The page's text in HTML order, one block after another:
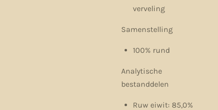
verveling
Samenstelling
100% rund
Analytische
bestanddelen
Ruw eiwit: 85,0%